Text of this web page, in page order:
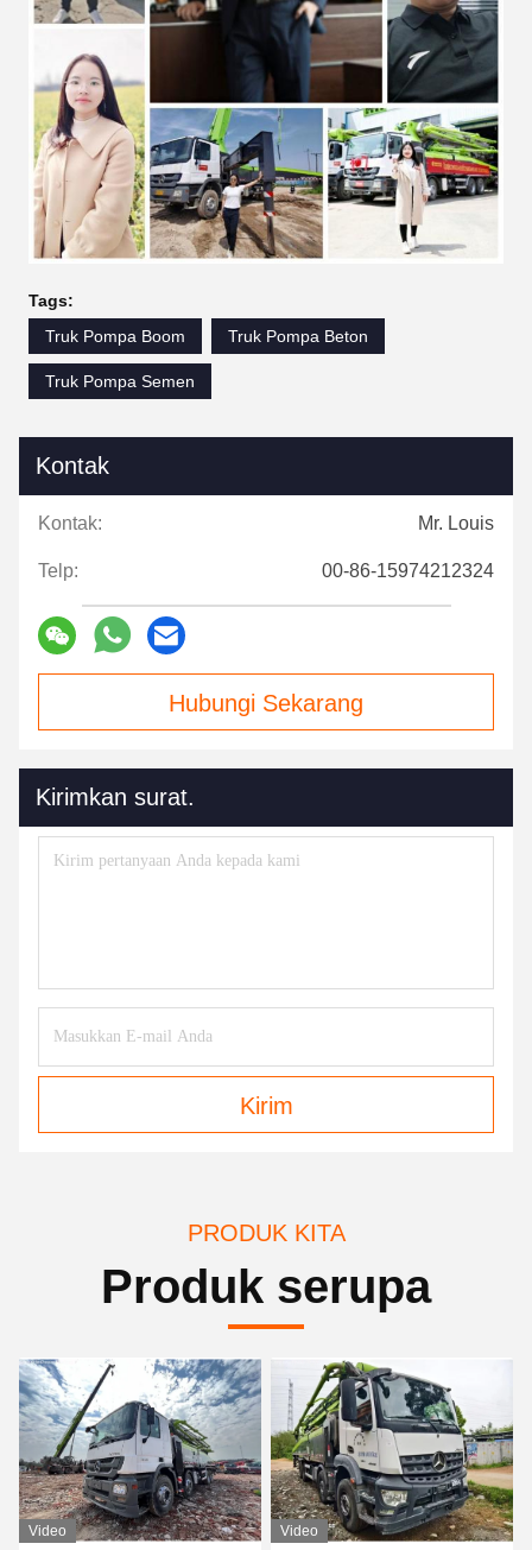
Tags:
Truk Pompa Boom
Truk Pompa Beton
Truk Pompa Semen
Kontak
Kontak: Mr. Louis
Telp: 00-86-15974212324
Hubungi Sekarang
Kirimkan surat.
Kirim
PRODUK KITA
Produk serupa
Video Video